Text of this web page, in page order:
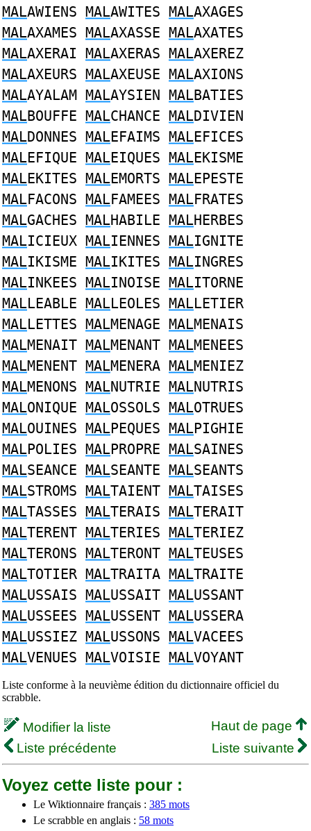
MALAWIENS MALAWITES MALAXAGES
MALAXAMES MALAXASSE MALAXATES
MALAXERAI MALAXERAS MALAXEREZ
MALAXEURS MALAXEUSE MALAXIONS
MALAYALAM MALAYSIEN MALBATIES
MALBOUFFE MALCHANCE MALDIVIEN
MALDONNES MALEFAIMS MALEFICES
MALEFIQUE MALEIQUES MALEKISME
MALEKITES MALEMORTS MALEPESTE
MALFACONS MALFAMEES MALFRATES
MALGACHES MALHABILE MALHERBES
MALICIEUX MALIENNES MALIGNITE
MALIKISME MALIKITES MALINGRES
MALINKEES MALINOISE MALITORNE
MALLEABLE MALLEOLES MALLETIER
MALLETTES MALMENAGE MALMENAIS
MALMENAIT MALMENANT MALMENEES
MALMENENT MALMENERA MALMENIEZ
MALMENONS MALNUTRIE MALNUTRIS
MALONIQUE MALOSSOLS MALOTRUES
MALOUINES MALPEQUES MALPIGHIE
MALPOLIES MALPROPRE MALSAINES
MALSEANCE MALSEANTE MALSEANTS
MALSTROMS MALTAIENT MALTAISES
MALTASSES MALTERAIS MALTERAIT
MALTERENT MALTERIES MALTERIEZ
MALTERONS MALTERONT MALTEUSES
MALTOTIER MALTRAITA MALTRAITE
MALUSSAIS MALUSSAIT MALUSSANT
MALUSSEES MALUSSENT MALUSSERA
MALUSSIEZ MALUSSONS MALVACEES
MALVENUES MALVOISIE MALVOYANT
Liste conforme à la neuvième édition du dictionnaire officiel du
scrabble.
Modifier la liste
Haut de page
Liste précédente
Liste suivante
Voyez cette liste pour :
Le Wiktionnaire français : 385 mots
Le scrabble en anglais : 58 mots